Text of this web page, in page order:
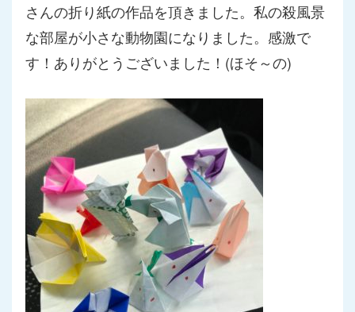
さんの折り紙の作品を頂きました。私の殺風景
な部屋が小さな動物園になりました。 感激で
す！ありがとうございました！(ほそ～の)